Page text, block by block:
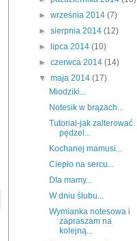
►września 2014(7)
►sierpnia 2014(12)
►
lipca 2014(10)
►czerwca 2014(14)
▼maja 2014(17)
Miodziki...
Notesik w brązach...
Tutorial-jak zalterować
pędzel...
Kochanej mamusi...
Ciepło na sercu...
Dla mamy...
W dniu ślubu...
Wymianka notesowa i
zapraszam na
kolejną...